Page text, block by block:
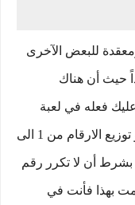
للبعض الآخرى
حيث أن هناك
فعله في لعبة
سودوكو للايفون والاندرويد والكمبيوتر هو توزيع الارقام من 1 الى
بشرط أن لا تكرر رقم
بهذا فأنت في